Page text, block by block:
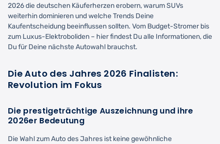
2026 die deutschen Käuferherzen erobern, warum SUVs
weiterhin dominieren und welche Trends Deine
Kaufentscheidung beeinflussen sollten. Vom Budget-Stromer bis
zum Luxus-Elektroboliden – hier findest Du alle Informationen, die
Du für Deine nächste Autowahl brauchst.
Die Auto des Jahres 2026 Finalisten:
Revolution im Fokus
Die prestigeträchtige Auszeichnung und ihre
2026er Bedeutung
Die Wahl zum Auto des Jahres ist keine gewöhnliche